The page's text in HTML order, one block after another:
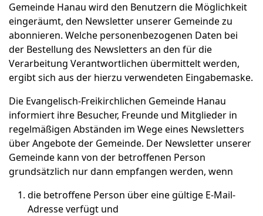
Gemeinde Hanau wird den Benutzern die Möglichkeit
eingeräumt, den Newsletter unserer Gemeinde zu
abonnieren. Welche personenbezogenen Daten bei
der Bestellung des Newsletters an den für die
Verarbeitung Verantwortlichen übermittelt werden,
ergibt sich aus der hierzu verwendeten Eingabemaske.
Die Evangelisch-Freikirchlichen Gemeinde Hanau
informiert ihre Besucher, Freunde und Mitglieder in
regelmäßigen Abständen im Wege eines Newsletters
über Angebote der Gemeinde. Der Newsletter unserer
Gemeinde kann von der betroffenen Person
grundsätzlich nur dann empfangen werden, wenn
die betroffene Person über eine gültige E-Mail-
Adresse verfügt und